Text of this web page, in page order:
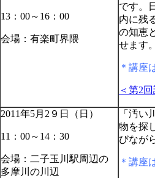
13：00～16：00
会場：有楽町界隈
です。
内に残
の知恵
せます
＊講座
＜第2
2011年5月2９日（日）
11：00～14：30
会場：二子玉川駅周辺の
多摩川の川辺
「汚
物を探
びなが
＊講座